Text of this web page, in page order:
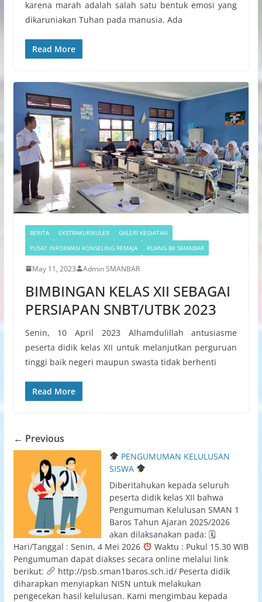
karena marah adalah salah satu bentuk emosi yang
dikaruniakan Tuhan pada manusia. Ada
Read More
BERITA EKSTRAKURIKULER
GALERI KEGIATAN
PUSAT INFORMASI KONSELING REMAJA
RUANG BK SMANBAR
May 11, 2023 Admin SMANBAR
BIMBINGAN KELAS XII SEBAGAI
PERSIAPAN SNBT/UTBK 2023
Senin, 10 April 2023 Alhamdulillah antusiasme
peserta didik kelas XII untuk melanjutkan perguruan
tinggi baik negeri maupun swasta tidak berhenti
Read More
← Previous
PENGUMUMAN KELULUSAN
SISWA
Diberitahukan kepada seluruh
peserta didik kelas XII bahwa
Pengumuman Kelulusan SMAN 1
Baros Tahun Ajaran 2025/2026
akan dilaksanakan pada: 🗓
Hari/Tanggal : Senin, 4 Mei 2026
Waktu : Pukul 15.30 WIB
Pengumuman dapat diakses secara online melalui link
berikut:
http://psb.sman1baros.sch.id/ Peserta didik
diharapkan menyiapkan NISN untuk melakukan
pengecekan hasil kelulusan. Kami mengimbau kepada